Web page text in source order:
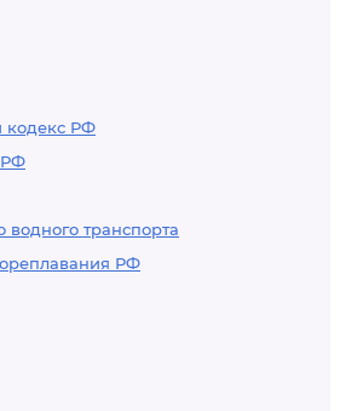
кодекс РФ
водного транспорта
РФ